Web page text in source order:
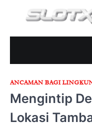
ANCAMAN BAGI
Mengintip
Lokasi